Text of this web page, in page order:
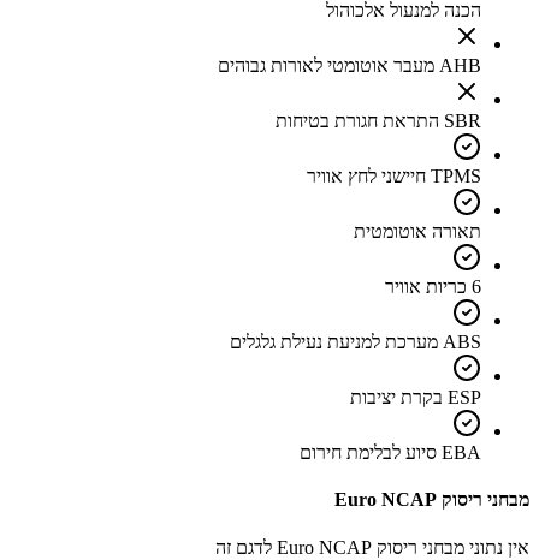
הכנה למנעול אלכוהול
AHB מעבר אוטומטי לאורות גבוהים
SBR התראת חגורת בטיחות
TPMS חיישני לחץ אוויר
תאורה אוטומטית
6 כריות אוויר
ABS מערכת למניעת נעילת גלגלים
ESP בקרת יציבות
EBA סיוע לבלימת חירום
מבחני ריסוק Euro NCAP
אין נתוני מבחני ריסוק Euro NCAP לדגם זה